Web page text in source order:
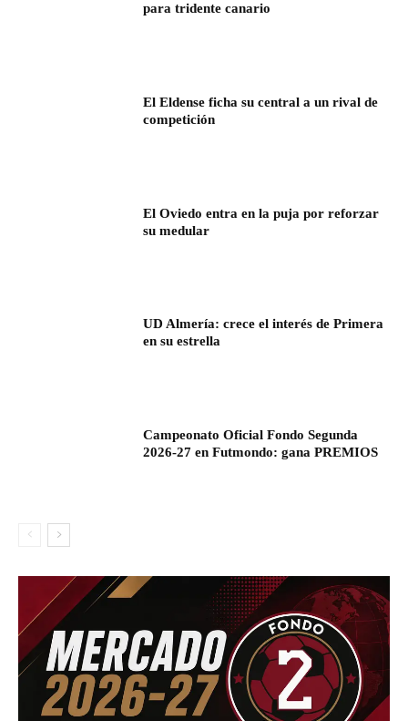
para tridente canario
El Eldense ficha su central a un rival de
competición
El Oviedo entra en la puja por reforzar
su medular
UD Almería: crece el interés de Primera
en su estrella
Campeonato Oficial Fondo Segunda
2026-27 en Futmondo: gana PREMIOS